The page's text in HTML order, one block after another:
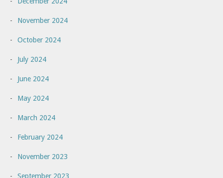
November 2024
October 2024
July 2024
June 2024
May 2024
March 2024
February 2024
November 2023
September 2023